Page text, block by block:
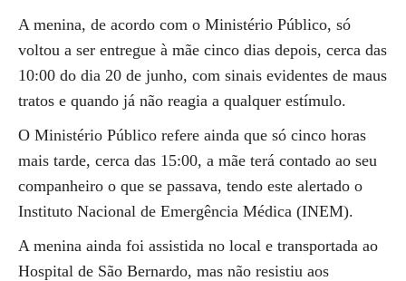
A menina, de acordo com o Ministério Público, só
voltou a ser entregue à mãe cinco dias depois, cerca das
10:00 do dia 20 de junho, com sinais evidentes de maus
tratos e quando já não reagia a qualquer estímulo.
O Ministério Público refere ainda que só cinco horas
mais tarde, cerca das 15:00, a mãe terá contado ao seu
companheiro o que se passava, tendo este alertado o
Instituto Nacional de Emergência Médica (INEM).
A menina ainda foi assistida no local e transportada ao
Hospital de São Bernardo, mas não resistiu aos